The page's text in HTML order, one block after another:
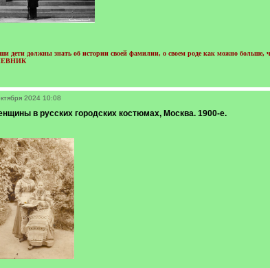
дети должны знать об истории своей фамилии, о своем роде как можно больше,
2024 10:08
в русских городских костюмах, Москва. 1900-е.